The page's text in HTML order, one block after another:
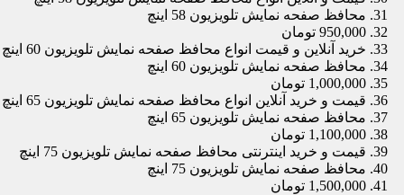
محافظ صفحه نمایش تلویزیون 58 اینچ
950,000 تومان
خرید آنلاین و قیمت انواع محافظ صفحه نمایش تلویزیون 60 اینچ
محافظ صفحه نمایش تلویزیون 60 اینچ
1,000,000 تومان
قیمت و خرید آنلاین انواع محافظ صفحه نمایش تلویزیون 65 اینچ
محافظ صفحه نمایش تلویزیون 65 اینچ
1,100,000 تومان
قیمت و خرید اینترنتی محافظ صفحه نمایش تلویزیون 75 اینچ
محافظ صفحه نمایش تلویزیون 75 اینچ
1,500,000 تومان